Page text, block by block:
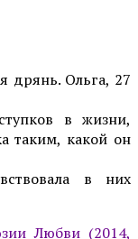
дрянь. Ольга, 27
в жизни,
таким, какой он
в них